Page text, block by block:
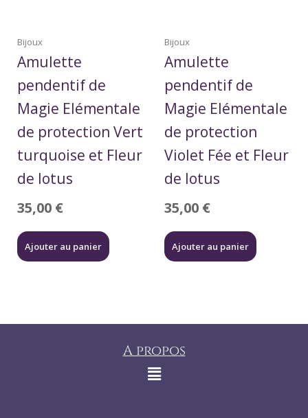
Bijoux
Amulette
pendentif de
Magie Elémentale
de protection Vert
turquoise et Fleur
de lotus
35,00 €
Ajouter au panier
Bijoux
Amulette
pendentif de
Magie Elémentale
de protection
Violet Fée et Fleur
de lotus
35,00 €
Ajouter au panier
A propos